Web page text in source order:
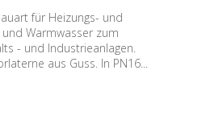
für Heizungs- und
Warmwasser zum
- und Industrieanlagen.
aus Guss. In PN16...